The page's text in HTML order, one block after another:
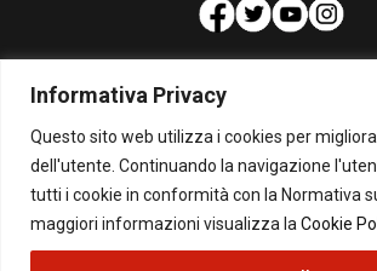
Informativa Privacy
Questo sito web utilizza i cookies per
dell'utente. Continuando la navigazione
tutti i cookie in conformità con la Normativa
maggiori informazioni visualizza la Cookie
Per la tua